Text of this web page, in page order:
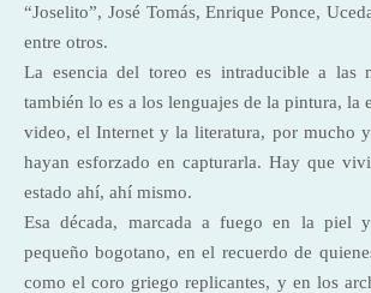
“Joselito”, José Tomás, Enrique Ponce,
entre otros.
La esencia del toreo es intraducible a las
también lo es a los lenguajes de la pintura, la
video, el Internet y la literatura, por mucho
hayan esforzado en capturarla. Hay que
estado ahí, ahí mismo.
Esa década, marcada a fuego en la piel
pequeño bogotano, en el recuerdo de
como el coro griego replicantes, y en los